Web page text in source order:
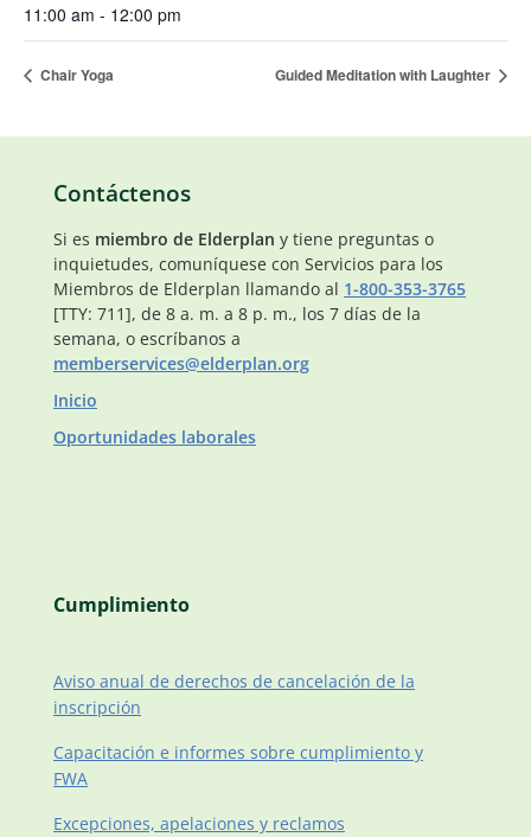
11:00 am - 12:00 pm
Chair Yoga Guided Meditation with Laughter
Contáctenos
Si es miembro de Elderplan y tiene preguntas o
inquietudes, comuníquese con Servicios para los
Miembros de Elderplan llamando al 1-800-353-3765
[TTY: 711], de 8 a. m. a 8 p. m., los 7 días de la
semana, o escríbanos a
memberservices@elderplan.org
Inicio
Oportunidades laborales
Cumplimiento
Aviso anual de derechos de cancelación de la
inscripción
Capacitación e informes sobre cumplimiento y
FWA
Excepciones, apelaciones y reclamos